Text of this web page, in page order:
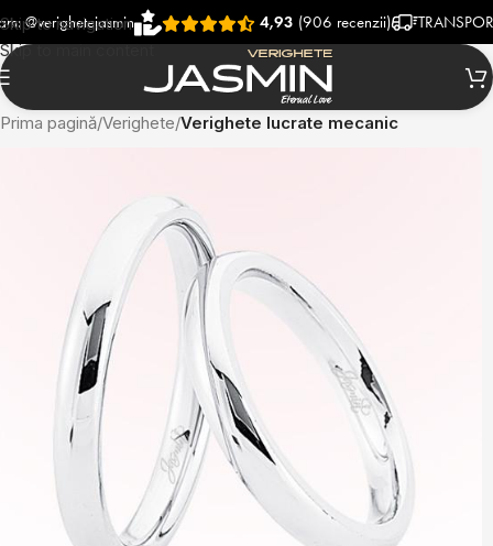
Skip to navigation
Skip to main content
4,93(906 recenzii) TRANSPORT
Prima pagină Verighete Verighete lucrate mecanic